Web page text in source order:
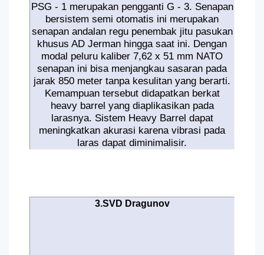
PSG - 1 merupakan pengganti G - 3. Senapan
bersistem semi otomatis ini merupakan
senapan andalan regu penembak jitu pasukan
khusus AD Jerman hingga saat ini. Dengan
modal peluru kaliber 7,62 x 51 mm NATO
senapan ini bisa menjangkau sasaran pada
jarak 850 meter tanpa kesulitan yang berarti.
Kemampuan tersebut didapatkan berkat
heavy barrel yang diaplikasikan pada
larasnya. Sistem Heavy Barrel dapat
meningkatkan akurasi karena vibrasi pada
laras dapat diminimalisir.
3.SVD Dragunov